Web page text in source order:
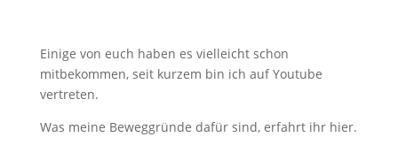
Einige von euch haben es vielleicht schon
mitbekommen, seit kurzem bin ich auf Youtube
vertreten.
Was meine Beweggründe dafür sind, erfahrt ihr hier.